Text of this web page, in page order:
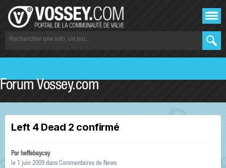
Forum Vossey.com
Left 4 Dead 2 confirmé
Parheffebaycay
le 1 juin 2009 dans Commentaires de News